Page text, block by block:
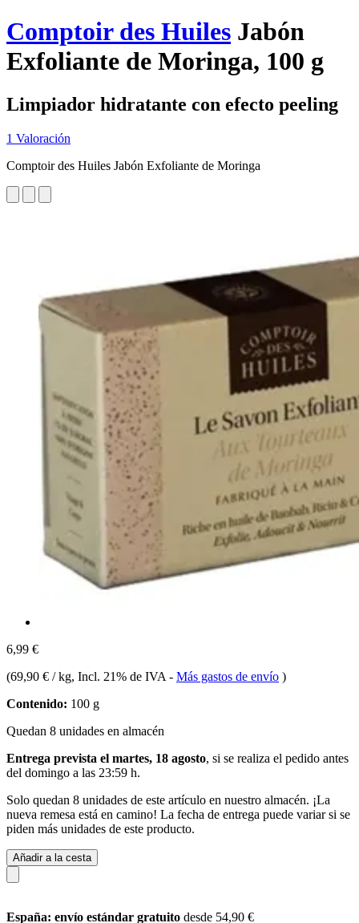
Comptoir des Huiles Jabón
Exfoliante de Moringa, 100 g
Limpiador hidratante con efecto peeling
1 Valoración
Comptoir des Huiles Jabón Exfoliante de Moringa
6,99 €
(69,90 € / kg, Incl. 21% de IVA - Más gastos de envío )
Contenido: 100 g
Quedan 8 unidades en almacén
Entrega prevista el martes, 18 agosto, si se realiza el pedido antes
del domingo a las 23:59 h.
Solo quedan 8 unidades de este artículo en nuestro almacén. ¡La
nueva remesa está en camino! La fecha de entrega puede variar si se
piden más unidades de este producto.
Añadir a la cesta
España: envío estándar gratuito desde 54,90 €